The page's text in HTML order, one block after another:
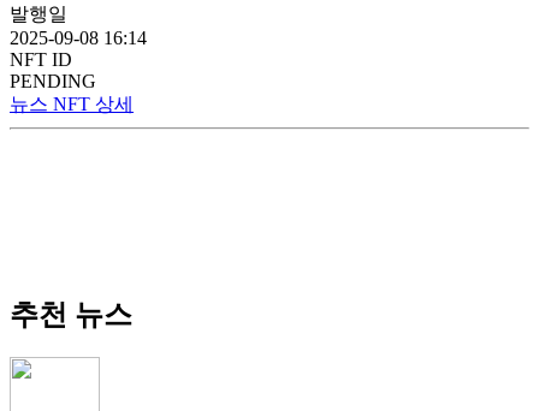
발행일
2025-09-08 16:14
NFT ID
PENDING
뉴스 NFT 상세
추천 뉴스